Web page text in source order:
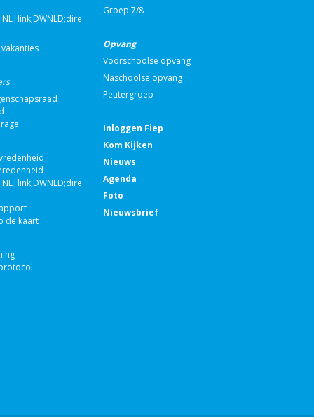
de kaart
Groep 7/8
Opvang
Voorschoolse opvang
Naschoolse opvang
Peutergroep
Inloggen Fiep
Kom Kijken
Nieuws
Agenda
Foto
Nieuwsbrief